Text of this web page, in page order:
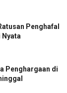
Penghafal
Nyata
Penghargaan di